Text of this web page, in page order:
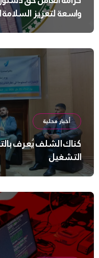
واسعة لتعزيز
أخبار محلية
كناك الشلف يُعرف
التشغيل